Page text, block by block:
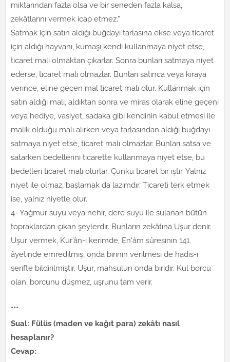
miktarından fazla olsa ve bir seneden fazla kalsa,
zekâtlarını vermek icap etmez.”
Satmak için satın aldığı buğdayı tarlasına ekse veya ticaret
için aldığı hayvanı, kumaşı kendi kullanmaya niyet etse,
ticaret malı olmaktan çıkarlar. Sonra bunları satmaya niyet
ederse, ticaret malı olmazlar. Bunları satınca veya kiraya
verince, eline geçen mal ticaret malı olur. Kullanmak için
satın aldığı malı, aldıktan sonra ve miras olarak eline geçeni
veya hediye, vasiyet, sadaka gibi kendinin kabul etmesi ile
malik olduğu malı alırken veya tarlasından aldığı buğdayı
satmaya niyet etse, ticaret malı olmazlar. Bunları satsa ve
satarken bedellerini ticarette kullanmaya niyet etse, bu
bedelleri ticaret malı olurlar. Çünkü ticaret bir iştir. Yalnız
niyet ile olmaz, başlamak da lazımdır. Ticareti terk etmek
ise, yalnız niyetle olur.
4- Yağmur suyu veya nehir, dere suyu ile sulanan bütün
topraklardan çıkan şeylerdir. Bunların zekâtına Uşur denir.
Uşur vermek, Kur’ân-ı kerimde, En'âm sûresinin 141.
âyetinde emredilmiş, onda birinin verilmesi de hadis-i
şerifte bildirilmiştir. Uşur, mahsulün onda biridir. Kul borcu
olan, borcunu düşmez, uşrunu tam verir.
***
Sual: Fülüs (maden ve kağıt para) zekâtı nasıl
hesaplanır?
Cevap: